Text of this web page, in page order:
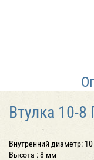
Втулка 10-
Внутренний диаметр:
Высота : 8 мм